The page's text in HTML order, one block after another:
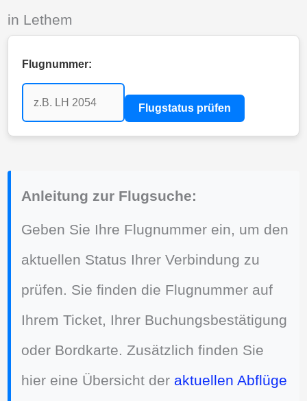
in Lethem
Flugnummer:
Flugstatus prüfen
Anleitung zur Flugsuche:
Geben Sie Ihre Flugnummer ein, um den
aktuellen Status Ihrer Verbindung zu
prüfen. Sie finden die Flugnummer auf
Ihrem Ticket, Ihrer Buchungsbestätigung
oder Bordkarte. Zusätzlich finden Sie
hier eine Übersicht der aktuellen Abflüge